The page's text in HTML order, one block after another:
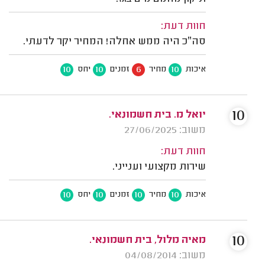
חוות דעת:
סה״כ היה ממש אחלה! המחיר יקר לדעתי.
איכות 10 מחיר 6 זמנים 10 יחס 10
יואל מ. בית חשמונאי.
משוב: 27/06/2025
חוות דעת:
שירות מקצועי וענייני.
איכות 10 מחיר 10 זמנים 10 יחס 10
10
מאיה מלול, בית חשמונאי.
משוב: 04/08/2014
10